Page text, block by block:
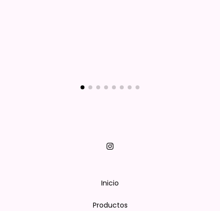
Inicio
Productos